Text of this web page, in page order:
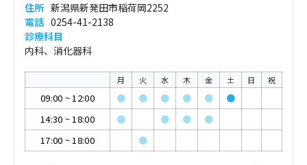
住所 新潟県新発田市稲荷岡2252
電話 0254-41-2138
診療科目
内科、消化器科
月 火 水 木 金 土 日 祝
09:00 ~12:00 ● ● ● ● ●
●
14:30 ~18:00 ● ● ●
●
17:00 ~18:00 ●